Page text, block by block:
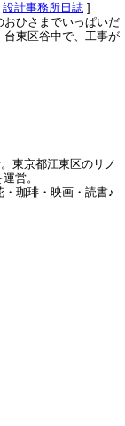
設計事務所日誌 ]
ひさまでいっぱいだ
台東区谷中で、工事が
東京都江東区のリノ
営。
珈琲・映画・読書♪